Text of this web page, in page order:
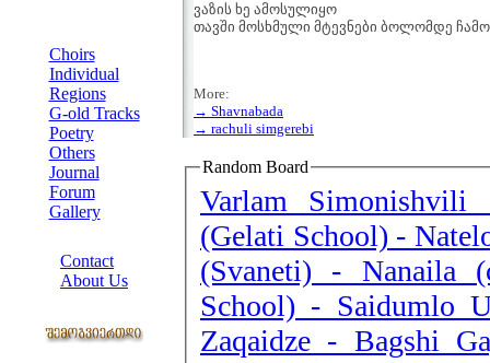
Choirs
Individual
Regions
G-old Tracks
Poetry
Others
Journal
Forum
Gallery
Contact
About Us
ვაზის ხე ამოსულიყო
თავში მოსხმული მტევნები ბოლომდე
More:
→ Shavnabada
→ rachuli simgerebi
Random Board
Varlam Simonishvili
(Gelati School) -
(Svaneti) - Nanaila
School) - Saidumlo
Zaqaidze - Bagshi